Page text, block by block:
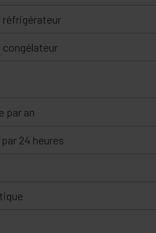
réfrigérateur
par an
24 heures